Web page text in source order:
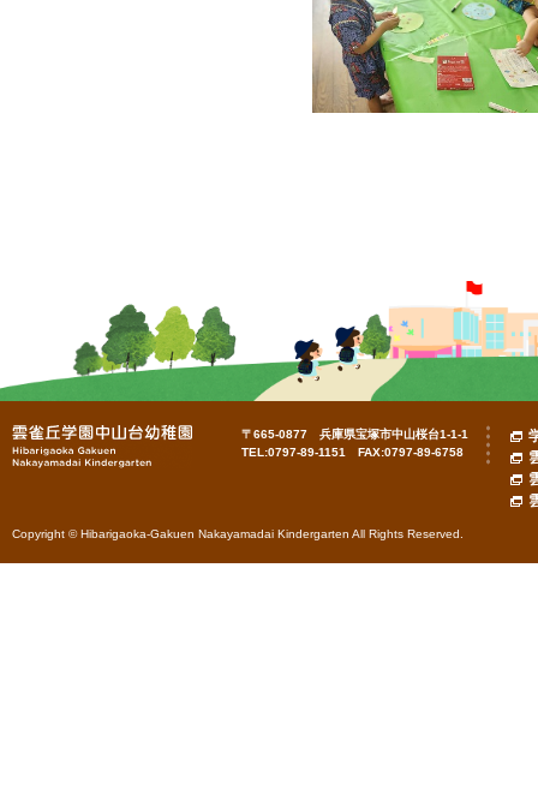
〒665-0877 兵庫県宝塚市中山桜台1-1-1
TEL:0797-89-1151 FAX:0797-89-6758
Copyright © Hibarigaoka-Gakuen Nakayamadai Kindergarten All Rights Reserved.